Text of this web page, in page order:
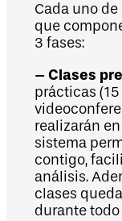
Cada uno
que
3 fases:
– Clases
prácticas
realizarán
sistema
contigo,
análisis.
clases
durante todo